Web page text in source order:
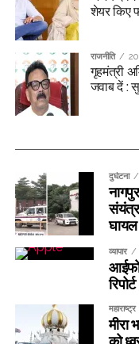
शेयर किए
राजनीति
गृहमंत्री
जवाब दें :
दुर्घटना
घायल
व्यापार
रिपोर्ट
महाराष्ट्र
मीरा